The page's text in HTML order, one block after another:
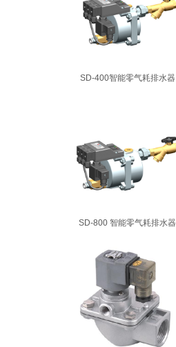
SD-400智能零气耗排水器
SD-800 智能零气耗排水器